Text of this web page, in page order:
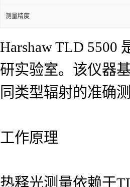
测量精度
Harshaw TLD 5500
研实验室。该仪器
同类型辐射的准确测
工作原理
热释光测量依赖于